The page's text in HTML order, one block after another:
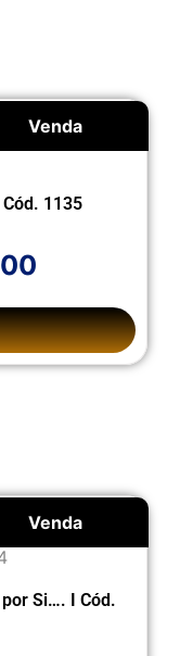
Venda
1135
Venda
Si…. I Cód.